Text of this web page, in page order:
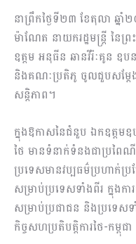
នាព្រឹកថ្ងៃទី២៣ ខែតុលា ឆ្ន
ម៉ាណែត នាយករដ្ឋមន្ត្រី នៃព្
ឧត្តម អនុធីន ឆានវីរ៉ៈគូន ឧបន
និងគណៈប្រតិភូ ចូលជួបសម្ដែង
សន្ដិភាព។
ក្នុងឱកាសនៃជំនួប ឯកឧត្តមឧ
ថៃ មានទំនាក់ទំនងជាប្រពៃ
ប្រទេសមានវប្បធម៌ប្រហាក់ប្
សម្រាប់ប្រទេសទាំងពីរ ក្នុងក
សម្រាប់ប្រជាជន និងប្រទេសទ
កិច្ចសហប្រតិបត្តិការថៃ-កម្ពុ